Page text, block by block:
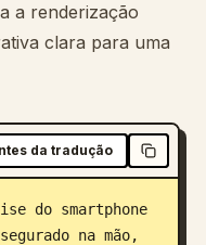
a renderização
clara para uma
da tradução
do smartphone
na mão,